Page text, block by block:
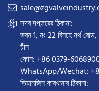
সদর দপ্তরের ঠিকানা:
ভবন 1, নং 22 বিনহে নর্থ রোড,
চীন
ফোন: +86 0379-
WhatsApp/Wechat:
তিয়ানজিন কারখানার ঠিকানা: